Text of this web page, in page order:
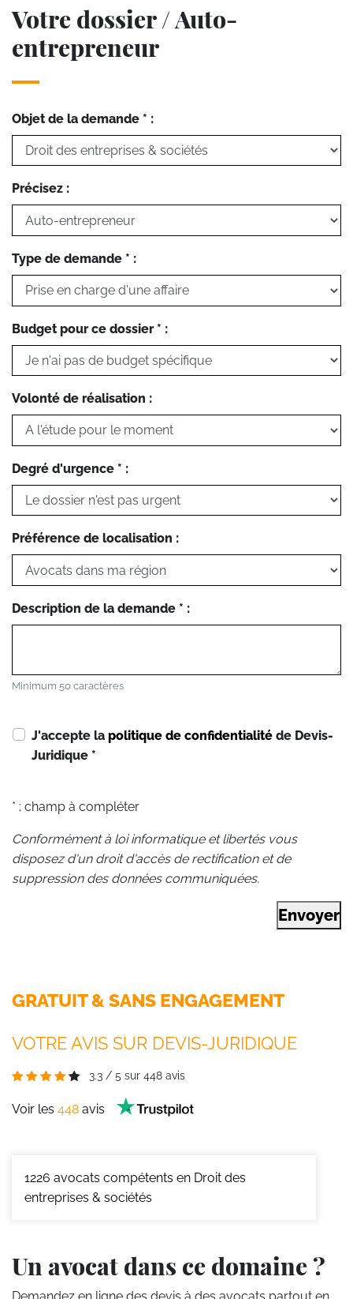
Votre dossier / Auto-
entrepreneur
Objet de la demande * :
Précisez :
Type de demande * :
Budget pour ce dossier * :
Volonté de réalisation :
Degré d'urgence * :
Préférence de localisation :
Description de la demande * :
Minimum 50 caractères
J'accepte la politique de confidentialité de Devis-
Juridique *
* : champ à compléter
Conformément à loi informatique et libertés vous
disposez d'un droit d'accès de rectification et de
suppression des données communiquées.
Envoyer
GRATUIT & SANS ENGAGEMENT
VOTRE AVIS SUR DEVIS-JURIDIQUE
3.3 / 5 sur 448 avis
Voir les 448 avis
1226 avocats compétents en Droit des
entreprises & sociétés
Un avocat dans ce domaine ?